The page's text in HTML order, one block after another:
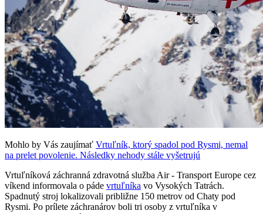
Mohlo by Vás zaujímať Vrtuľník, ktorý spadol pod Rysmi, nemal
na prelet povolenie. Následky nehody stále vyšetrujú
Vrtuľníková záchranná zdravotná služba Air - Transport Europe cez
víkend informovala o páde vrtuľníka vo Vysokých Tatrách.
Spadnutý stroj lokalizovali približne 150 metrov od Chaty pod
Rysmi. Po prílete záchranárov boli tri osoby z vrtuľníka v